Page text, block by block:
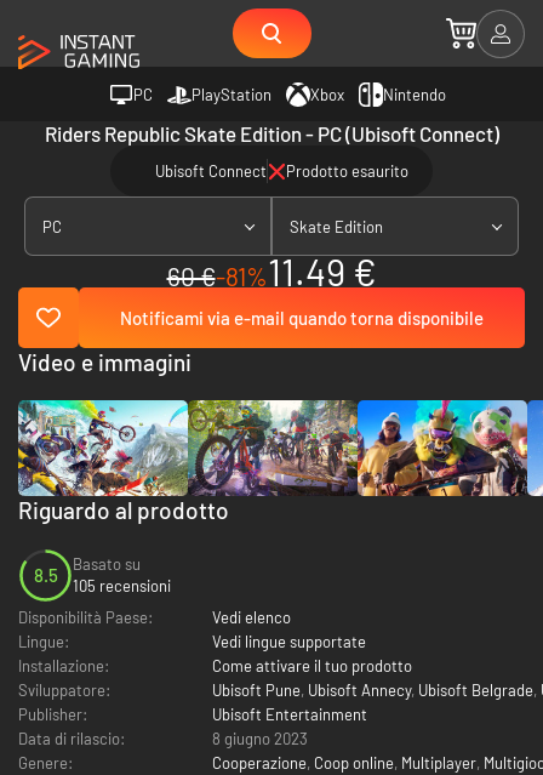
PC PlayStation Xbox Nintendo
Riders Republic Skate Edition - PC (Ubisoft Connect)
Ubisoft Connect Prodotto esaurito
PC Skate Edition
60 €-81%11.49 €
Notificami via e-mail quando torna disponibile
Riguardo al prodotto
8.5
Basato su
105 recensioni
Disponibilità Paese:
Vedi elenco
Lingue:
Vedi lingue supportate
Installazione:
Come attivare il tuo prodotto
Sviluppatore:
Ubisoft Pune, Ubisoft Annecy, Ubisoft Belgrade,
Publisher:
Ubisoft Entertainment
Data di rilascio:
8 giugno 2023
Genere:
Cooperazione, Coop online, Multiplayer,
Video e immagini